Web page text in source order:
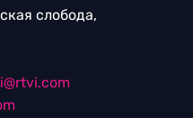
слобода,